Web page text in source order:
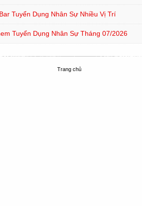
Tuyển Dụng Nhân Sự Nhiều Vị Trí
Tuyển Dụng Nhân Sự Tháng 07/2026
Trang chủ